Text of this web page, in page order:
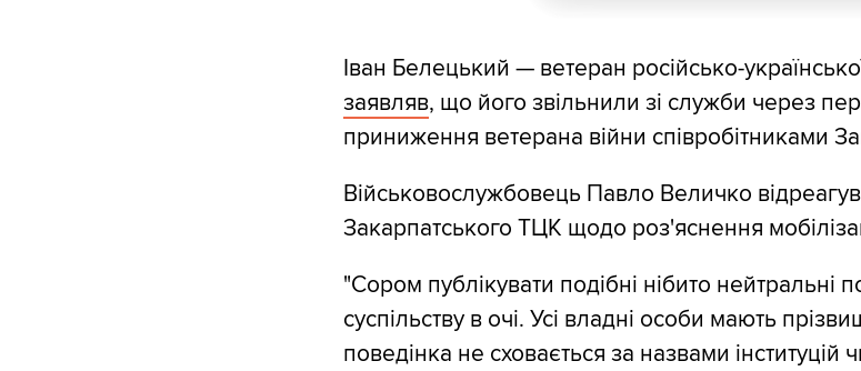
Іван Белецький — ветеран російсько-
заявляв, що його звільнили зі служби через
приниження ветерана війни співробітниками
Військовослужбовець Павло Величко
Закарпатського ТЦК щодо роз'яснення
"Сором публікувати подібні нібито нейтральні
суспільству в очі. Усі владні особи мають
поведінка не сховається за назвами